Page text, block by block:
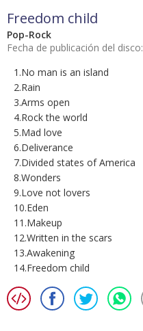
Freedom child
Pop-Rock
Fecha de publicación del disco:
1.No man is an island
2.Rain
3.Arms open
4.Rock the world
5.Mad love
6.Deliverance
7.Divided states of America
8.Wonders
9.Love not lovers
10.Eden
11.Makeup
12.Written in the scars
13.Awakening
14.Freedom child